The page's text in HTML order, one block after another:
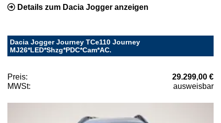
Details zum Dacia Jogger anzeigen
Dacia Jogger Journey TCe110 Journey
MJ26*LED*Shzg*PDC*Cam*AC.
Preis:
29.299,00 €
MWSt:
ausweisbar